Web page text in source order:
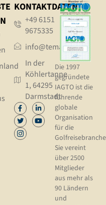
KONTAKTDATEN
+49 6151
9675335
info@tema.golf
In der
Köhlertanne
1, 64295
Darmstadt
Die 1997
gegründete
IAGTO ist die
führende
globale
Organisation
für die
Sie vereint
über 2500
Mitglieder
aus mehr als
90 Ländern
und